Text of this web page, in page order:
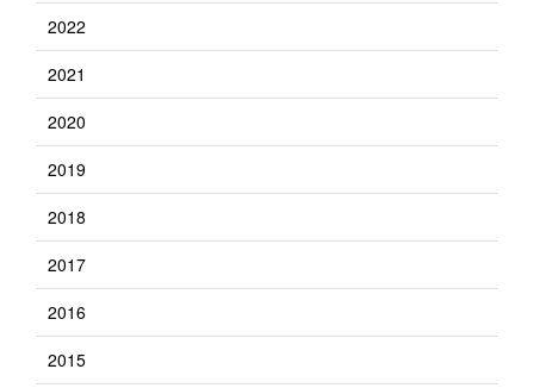
2022
2021
2020
2019
2018
2017
2016
2015